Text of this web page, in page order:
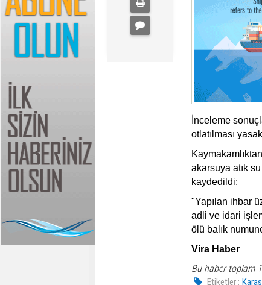
İnceleme
otlatılması
akarsuya atık
kaydedildi:
"Yapılan ihbar
adli ve idari
ölü balık
Vira Haber
Bu haber toplam
Etiketler :